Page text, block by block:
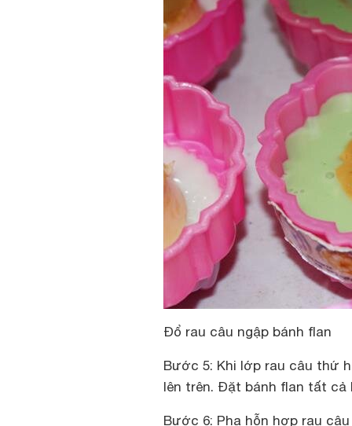
Đổ rau câu ngập bánh flan
Bước 5: Khi lớp rau câu thứ
lên trên. Đặt bánh flan tất cả
Bước 6: Pha hỗn hợp rau